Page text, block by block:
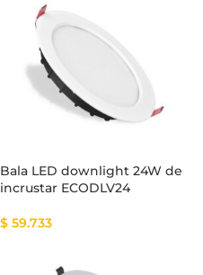
Bala LED downlight 24W de
incrustar ECODLV24
$ 59.733